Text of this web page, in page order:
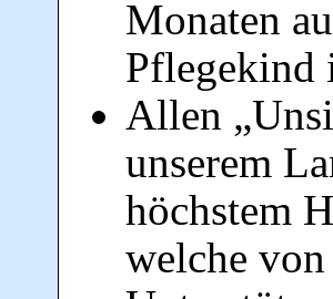
Monaten
Pflegekind
Allen
unserem
höchstem
welche